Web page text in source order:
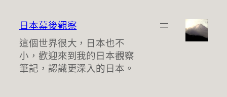
日本幕後觀察
這個世界很大，日本也不
小，歡迎來到我的日本觀察
筆記，認識更深入的日本。